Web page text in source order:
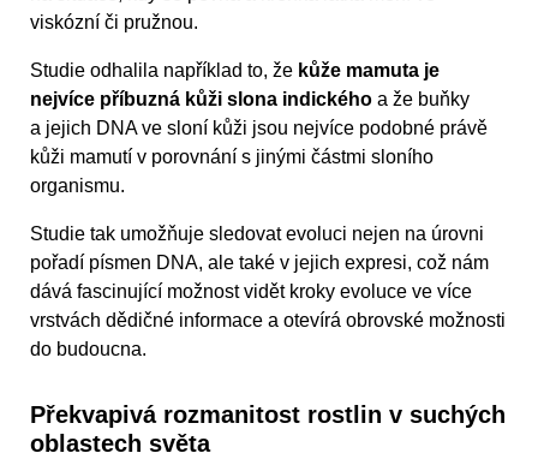
viskózní či pružnou.
Studie odhalila například to, že kůže mamuta je
nejvíce příbuzná kůži slona indického a že buňky
a jejich DNA ve sloní kůži jsou nejvíce podobné právě
kůži mamutí v porovnání s jinými částmi sloního
organismu.
Studie tak umožňuje sledovat evoluci nejen na úrovni
pořadí písmen DNA, ale také v jejich expresi, což nám
dává fascinující možnost vidět kroky evoluce ve více
vrstvách dědičné informace a otevírá obrovské možnosti
do budoucna.
Překvapivá rozmanitost rostlin v suchých
oblastech světa